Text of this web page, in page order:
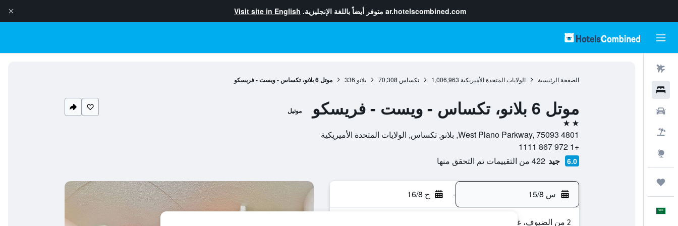
ar.hotelscombined.com متوفر أيضاً باللغة الإنجليزية. Visit site in English
الصفحة الرئيسية الولايات المتحدة الأميريكية 1,006,963 تكساس 70,308 بلانو 336 موتل 6 بلانو، تكساس - ويست - فريسكو
موتل 6 بلانو، تكساس - ويست - فريسكو موتيل
2 نجمتين
4801 West Plano Parkway, 75093, بلانو, تكساس, الولايات المتحدة الأميريكية
+1 972 867 1111
6.0 جيد 422 من التقييمات تم التحقق منها
س 15/8 - ح 16/8
2 من الضيوف، غرفة واحدة